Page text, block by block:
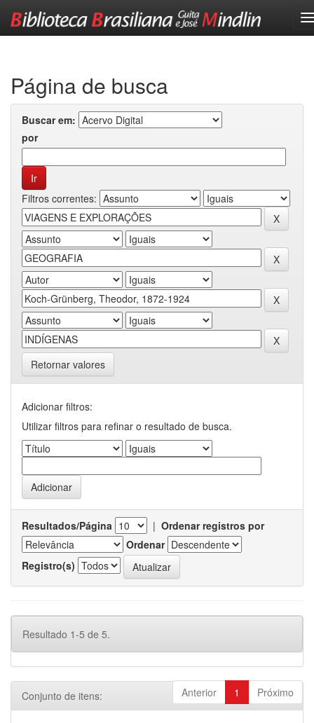
Página de busca
Buscar em:
por
Filtros correntes:
Retornar valores
Adicionar filtros:
Utilizar filtros para refinar o resultado de busca.
Resultados/Página | Ordenar registros por
Ordenar
Registro(s)
Resultado 1-5 de 5.
Anterior 1 Próximo
Conjunto de itens: